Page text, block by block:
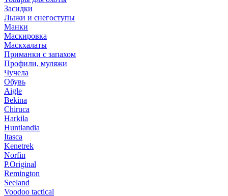
Засидки
Лыжи и снегоступы
Манки
Маскировка
Маскхалаты
Приманки с запахом
Профили, муляжи
Чучела
Обувь
Aigle
Bekina
Chiruсa
Harkila
Huntlandia
Itasca
Kenetrek
Norfin
P.Original
Remington
Seeland
Voodoo tactical